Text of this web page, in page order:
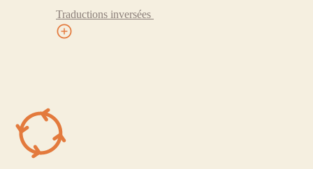
Traductions inversées